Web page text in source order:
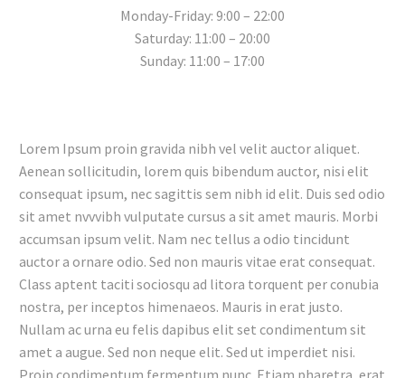
Monday-Friday: 9:00 – 22:00
Saturday: 11:00 – 20:00
Sunday: 11:00 – 17:00
Lorem Ipsum proin gravida nibh vel velit auctor aliquet.
Aenean sollicitudin, lorem quis bibendum auctor, nisi elit
consequat ipsum, nec sagittis sem nibh id elit. Duis sed odio
sit amet nvvvibh vulputate cursus a sit amet mauris. Morbi
accumsan ipsum velit. Nam nec tellus a odio tincidunt
auctor a ornare odio. Sed non mauris vitae erat consequat.
Class aptent taciti sociosqu ad litora torquent per conubia
nostra, per inceptos himenaeos. Mauris in erat justo.
Nullam ac urna eu felis dapibus elit set condimentum sit
amet a augue. Sed non neque elit. Sed ut imperdiet nisi.